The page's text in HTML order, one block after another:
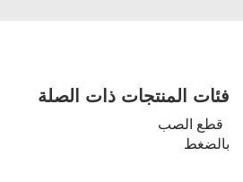
فئات المنتجات ذات الصلة
قطع الصب
بالضغط